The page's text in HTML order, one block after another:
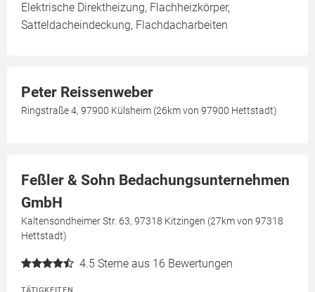
Elektrische Direktheizung, Flachheizkörper,
Satteldacheindeckung, Flachdacharbeiten
Peter Reissenweber
Ringstraße 4, 97900 Külsheim (26km von 97900 Hettstadt)
Feßler & Sohn Bedachungsunternehmen
GmbH
Kaltensondheimer Str. 63, 97318 Kitzingen (27km von 97318
Hettstadt)
4.5 Sterne aus 16 Bewertungen
TÄTIGKEITEN